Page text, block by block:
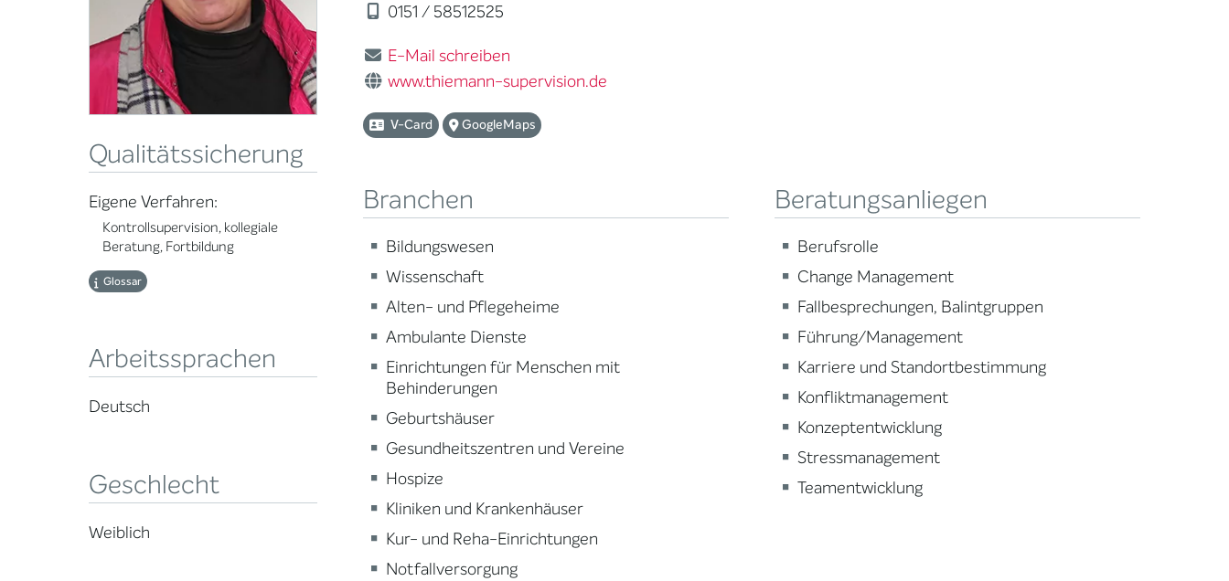
Qualitätssicherung
Eigene Verfahren:
Kontrollsupervision, kollegiale
Beratung, Fortbildung
Glossar
Arbeitssprachen
Deutsch
Geschlecht
Weiblich
0151 / 58512525
E-Mail schreiben
www.thiemann-supervision.de
V-Card GoogleMaps
Branchen
Bildungswesen
Wissenschaft
Alten- und Pflegeheime
Ambulante Dienste
Einrichtungen für Menschen mit
Behinderungen
Geburtshäuser
Gesundheitszentren und Vereine
Hospize
Kliniken und Krankenhäuser
Kur- und Reha-Einrichtungen
Notfallversorgung
Beratungsanliegen
Berufsrolle
Change Management
Fallbesprechungen, Balintgruppen
Führung/Management
Karriere und Standortbestimmung
Konfliktmanagement
Konzeptentwicklung
Stressmanagement
Teamentwicklung